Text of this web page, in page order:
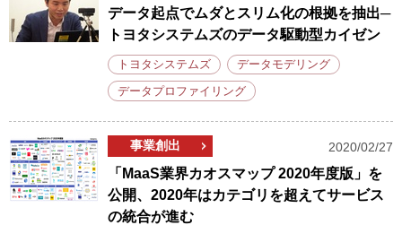
データ起点でムダとスリム化の根拠を抽出─
トヨタシステムズのデータ駆動型カイゼン
トヨタシステムズ データモデリング
データプロファイリング
事業創出 2020/02/27
「MaaS業界カオスマップ 2020年度版」を
公開、2020年はカテゴリを超えてサービス
の統合が進む